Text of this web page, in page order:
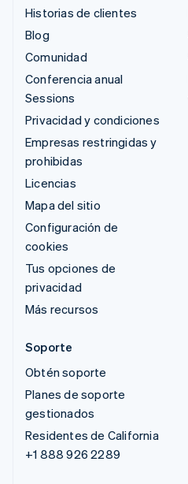
Historias de clientes
Blog
Comunidad
Conferencia anual
Sessions
Privacidad y condiciones
Empresas restringidas y
prohibidas
Licencias
Mapa del sitio
Configuración de
cookies
Tus opciones de
privacidad
Más recursos
Soporte
Obtén soporte
Planes de soporte
gestionados
Residentes de California
+1 888 926 2289